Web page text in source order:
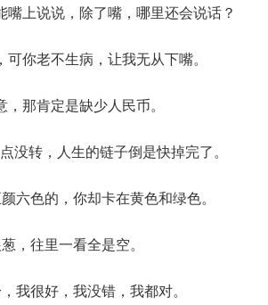
嘴上说说，除了嘴，哪里还会说话？
你老不生病，让我无从下嘴。
那肯定是缺少人民币。
没转，人生的链子倒是快掉完了。
六色的，你却卡在黄色和绿色。
，往里一看全是空。
我很好，我没错，我都对。